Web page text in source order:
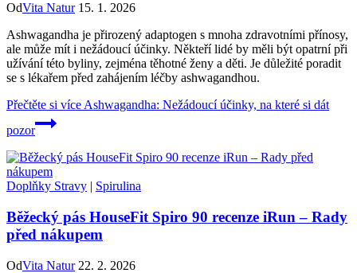
OdVita Natur 15. 1. 2026
Ashwagandha je přirozený adaptogen s mnoha zdravotními přínosy,
ale může mít i nežádoucí účinky. Někteří lidé by měli být opatrní při
užívání této byliny, zejména těhotné ženy a děti. Je důležité poradit
se s lékařem před zahájením léčby ashwagandhou.
Přečtěte si více Ashwagandha: Nežádoucí účinky, na které si dát
pozor
Doplňky Stravy | Spirulina
Běžecký pás HouseFit Spiro 90 recenze iRun – Rady
před nákupem
OdVita Natur 22. 2. 2026